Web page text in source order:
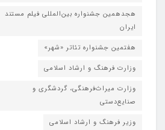
هجدهمین جشنواره بین‌المللی فیلم مستند
ایران
هفتمین جشنواره تئاتر «شهر»
وزارت فرهنگ و ارشاد اسلامی
وزارت میراث‌فرهنگی، گردشگری و
صنایع‌دستی
وزیر فرهنگ و ارشاد اسلامی